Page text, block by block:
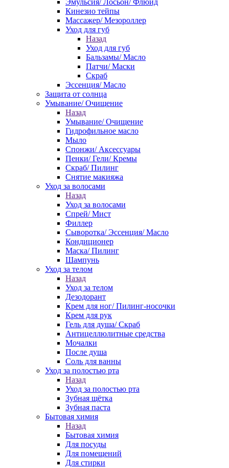
Эмульсия/ Лосьон/ Флюид
Кинезио тейпы
Массажер/ Мезороллер
Уход для губ
Назад
Уход для губ
Бальзамы/ Масло
Патчи/ Маски
Скраб
Эссенция/ Масло
Защита от солнца
Умывание/ Очищение
Назад
Умывание/ Очищение
Гидрофильное масло
Мыло
Спонжи/ Аксессуары
Пенки/ Гели/ Кремы
Скраб/ Пилинг
Снятие макияжа
Уход за волосами
Назад
Уход за волосами
Спрей/ Мист
Филлер
Сыворотка/ Эссенция/ Масло
Кондиционер
Маска/ Пилинг
Шампунь
Уход за телом
Назад
Уход за телом
Дезодорант
Крем для ног/ Пилинг-носочки
Крем для рук
Гель для душа/ Скраб
Антицеллюлитные средства
Мочалки
После душа
Соль для ванны
Уход за полостью рта
Назад
Уход за полостью рта
Зубная щётка
Зубная паста
Бытовая химия
Назад
Бытовая химия
Для посуды
Для помещений
Для стирки